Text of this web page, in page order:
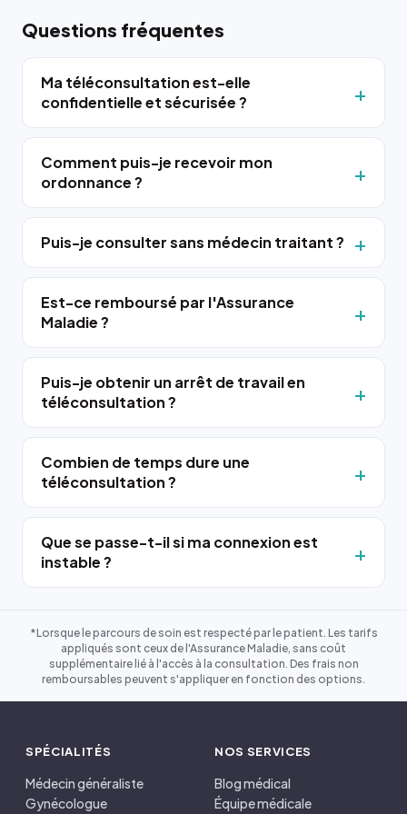
Questions fréquentes
Ma téléconsultation est-elle
confidentielle et sécurisée ?
Comment puis-je recevoir mon
ordonnance ?
Puis-je consulter sans médecin traitant ?
Est-ce remboursé par l'Assurance
Maladie ?
Puis-je obtenir un arrêt de travail en
téléconsultation ?
Combien de temps dure une
téléconsultation ?
Que se passe-t-il si ma connexion est
instable ?
*Lorsque le parcours de soin est respecté par le patient. Les tarifs
appliqués sont ceux de l'Assurance Maladie, sans coût
supplémentaire lié à l'accès à la consultation. Des frais non
remboursables peuvent s'appliquer en fonction des options.
SPÉCIALITÉS
Médecin généraliste
Gynécologue
NOS SERVICES
Blog médical
Équipe médicale